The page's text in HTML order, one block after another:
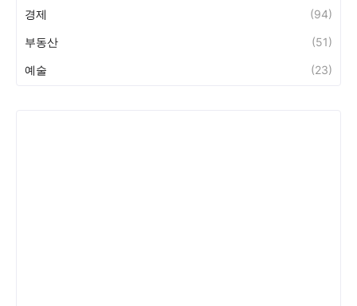
경제 (94)
부동산 (51)
예술 (23)